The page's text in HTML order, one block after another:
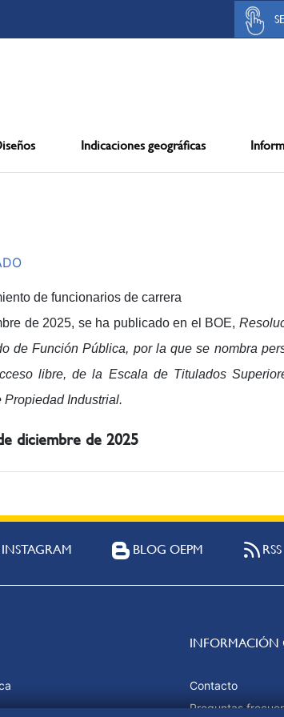
Indicaciones geográficas
de funcionarios de carrera
de 2025, se ha publicado en el BOE,
de Función Pública, por la que se nombra
libre, de la Escala de Titulados
Industrial.
diciembre de 2025
BLOG OEPM RSS
INFORMACIÓN
Contacto
Preguntas